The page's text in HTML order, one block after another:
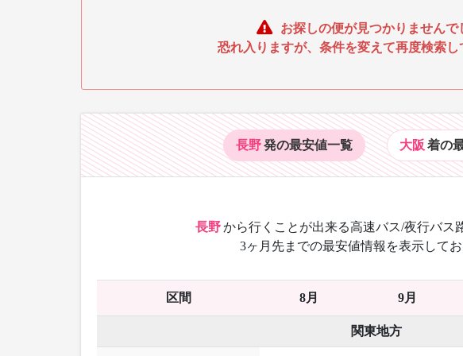
お探しの便が見つかりませんで
恐れ入りますが、条件を変えて再度検索し
長野発の最安値一覧 大阪 着の
長野から行くことが出来る高速バス/夜行バス
3ヶ月先までの最安値情報を表示してお
区間 8月 9月
関東地方